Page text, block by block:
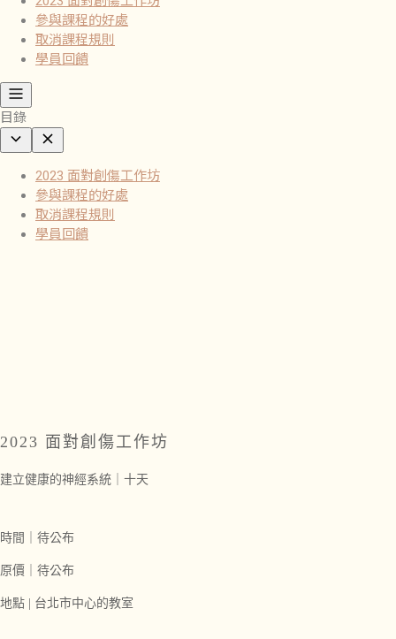
參與課程的好處
取消課程規則
學員回饋
目錄
2023 面對創傷工作坊
參與課程的好處
取消課程規則
學員回饋
2023 面對創傷工作坊
建立健康的神經系統｜十天
時間 ｜待公布
原價｜待公布
地點 台北市中心的教室